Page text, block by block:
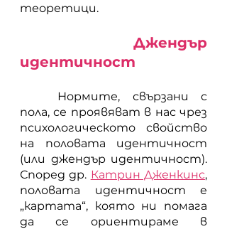
теоретици.
Джендър
идентичност
пола, се проявяват в нас чрез
психологическото свойство
на половата идентичност
(или джендър идентичност).
Според др. Катрин Дженкинс,
половата идентичност е
„картата“, която ни помага
да се ориентираме в